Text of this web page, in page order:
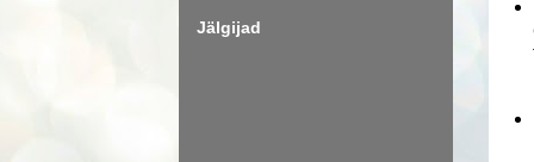
Jälgijad